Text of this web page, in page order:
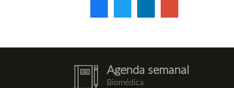
notebook.png
Agenda semanal
Biomédica